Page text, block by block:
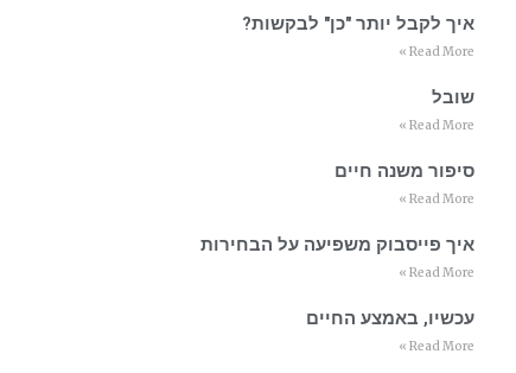
איך לקבל יותר "כן" לבקשות?
Read More »
שובל
Read More »
סיפור משנה חיים
Read More »
איך פייסבוק משפיעה על הבחירות
Read More »
עכשיו, באמצע החיים
Read More »